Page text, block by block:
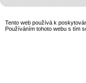
Tento web používá k
Používáním tohoto webu s tím